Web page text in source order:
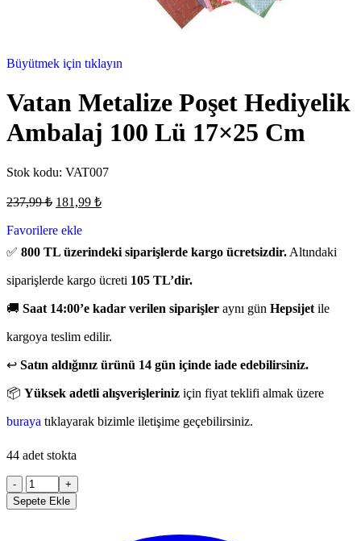
Büyütmek için tıklayın
Vatan Metalize Poşet Hediyelik
Ambalaj 100 Lü 17×25 Cm
Stok kodu: VAT007
237,99₺ 181,99 ₺
Favorilere ekle
✅ 800 TL üzerindeki siparişlerde kargo ücretsizdir. Altındaki
siparişlerde kargo ücreti 105 TL’dir.
🚚 Saat 14:00’e kadar verilen siparişler aynı gün Hepsijet ile
kargoya teslim edilir.
↩️ Satın aldığınız ürünü 14 gün içinde iade edebilirsiniz.
📦 Yüksek adetli alışverişleriniz için fiyat teklifi almak üzere
buraya tıklayarak bizimle iletişime geçebilirsiniz.
44 adet stokta
-
+
Sepete Ekle